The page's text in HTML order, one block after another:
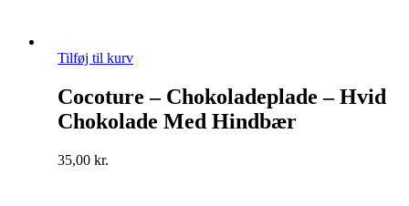
Tilføj til kurv
Cocoture – Chokoladeplade – Hvid
Chokolade Med Hindbær
35,00 kr.